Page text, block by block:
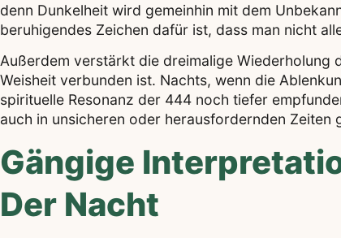
denn Dunkelheit wird gemeinhin mit dem
beruhigendes Zeichen dafür ist, dass man nicht
Außerdem verstärkt die dreimalige Wiederholung
Weisheit verbunden ist. Nachts, wenn die
spirituelle Resonanz der 444 noch tiefer
auch in unsicheren oder herausfordernden Zeiten
Gängige
Der Nacht